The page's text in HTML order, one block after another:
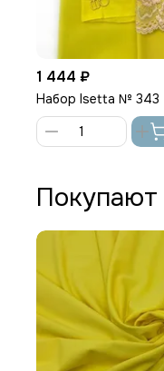
1 444 ₽
Набор Isetta № 343